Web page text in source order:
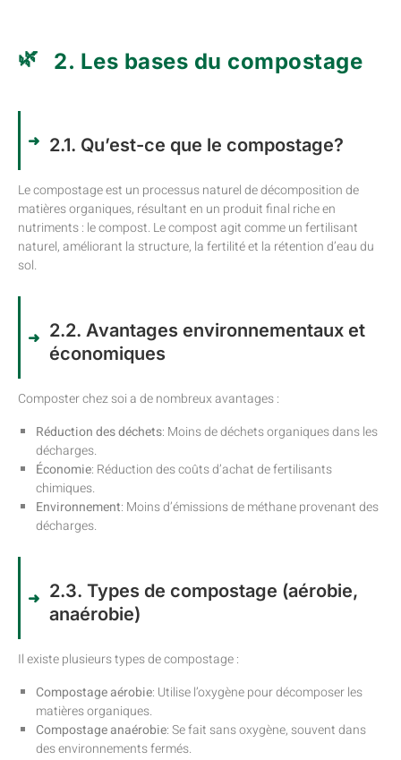
2. Les bases du compostage
2.1. Qu’est-ce que le compostage?
Le compostage est un processus naturel de décomposition de
matières organiques, résultant en un produit final riche en
nutriments : le compost. Le compost agit comme un fertilisant
naturel, améliorant la structure, la fertilité et la rétention d’eau du
sol.
2.2. Avantages environnementaux et
économiques
Composter chez soi a de nombreux avantages :
Réduction des déchets: Moins de déchets organiques dans les
décharges.
Économie: Réduction des coûts d’achat de fertilisants
chimiques.
Environnement: Moins d’émissions de méthane provenant des
décharges.
2.3. Types de compostage (aérobie,
anaérobie)
Il existe plusieurs types de compostage :
Compostage aérobie: Utilise l’oxygène pour décomposer les
matières organiques.
Compostage anaérobie: Se fait sans oxygène, souvent dans
des environnements fermés.